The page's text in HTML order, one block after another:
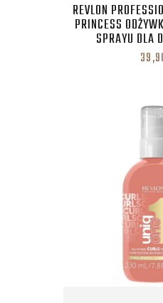
REVLON
PRINCESS
SPRAYU DLA